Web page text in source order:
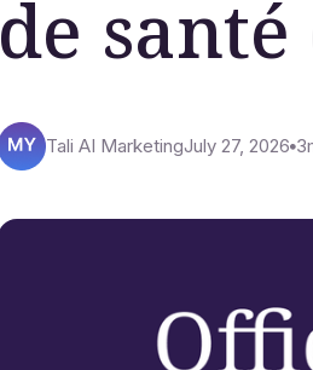
de
Tali AI MarketingJuly 27, 2026 3